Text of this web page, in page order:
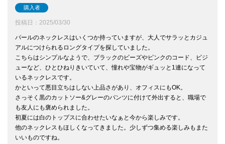
購入者
投稿日 2025/03/30
パールのネックレスはいくつか持っていますが、大人でサラッとカジュ
アルにつけられるロングタイプを探していました。
こちらはシンプルなようで、ブラックのビーズやピンクのコード、ビジ
ューなど、ひとひねりきいていて、憧れや宝物がギュッと1連になって
いるネックレスです。
かといって悪目立ちはしない上品さがあり、オフィスにもOK。
さっそく黒のカットソー&グレーのパンツに付けて外出すると、職場で
も友人にも褒められました。
初夏には白のトップスに合わせたいなぁと今から楽しみです。
他のネックレスもほしくなってきました。少しずつ集める楽しみもまた
いいものですね。